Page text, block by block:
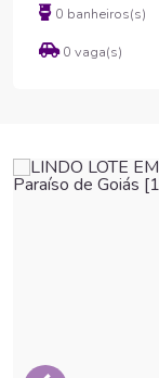
0 banheiros(s)
0 vaga(s)